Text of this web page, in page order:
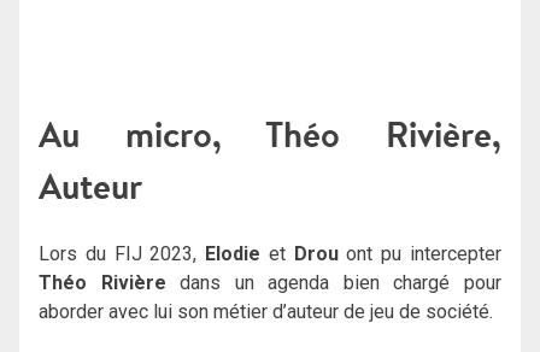
Au micro, Théo Rivière,
Auteur
Lors du FIJ 2023, Elodie et Drouont pu intercepter
Théo Rivière dans un agenda bien chargé pour
aborder avec lui son métier d’auteur de jeu de société.